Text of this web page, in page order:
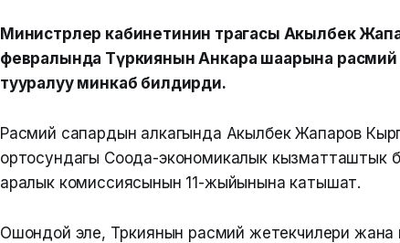
Министрлер кабинетинин төрагасы Акылбек
февралында Түркиянын Анкара шаарына расмий
тууралуу минкаб билдирди.
Расмий сапардын алкагында Акылбек Жапаров
ортосундагы Соода-экономикалык кызматташтык
аралык комиссиясынын 11-жыйынына катышат.
Ошондой эле, Түркиянын расмий жетекчилери